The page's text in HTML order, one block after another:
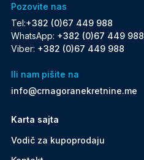
Pozovite nas
Tel:+382 (0)67 449 988
WhatsApp: +382 (0)67 449 988
Viber: +382 (0)67 449 988
Ili nam pišite na
info@crnagoranekretnine.me
Karta sajta
Vodič za kupoprodaju